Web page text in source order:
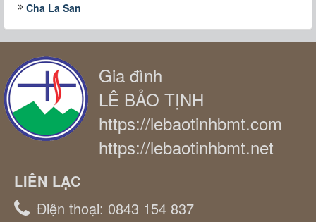
Cha La San
Gia đình
LÊ BẢO TỊNH
https://lebaotinhbmt.com
https://lebaotinhbmt.net
LIÊN LẠC
Điện thoại: 0843 154 837